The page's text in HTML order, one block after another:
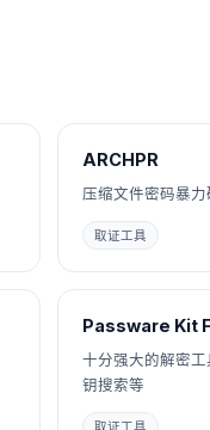
ARCHPR
压缩文件密码暴力
取证工具
Passware Kit
十分强大的解密
钥搜索等
取证工具